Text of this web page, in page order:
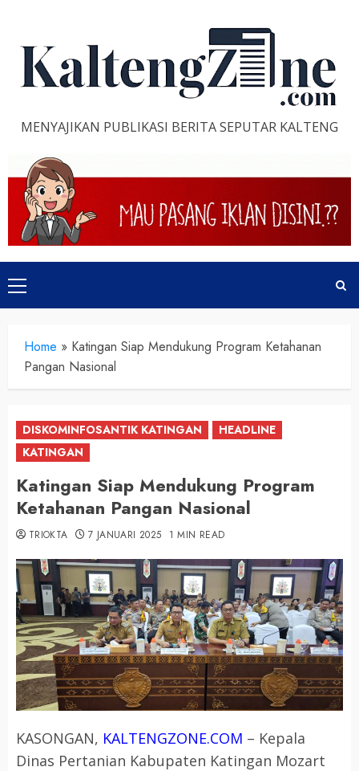
content
MENYAJIKAN PUBLIKASI BERITA SEPUTAR KALTENG
Primary
Menu
Home » Katingan Siap Mendukung Program Ketahanan
Pangan Nasional
DISKOMINFOSANTIK KATINGAN
HEADLINE
KATINGAN
Katingan Siap Mendukung Program
Ketahanan Pangan Nasional
TRIOKTA 7 JANUARI 2025 1 MIN READ
KASONGAN, KALTENGZONE.COM – Kepala
Dinas Pertanian Kabupaten Katingan Mozart